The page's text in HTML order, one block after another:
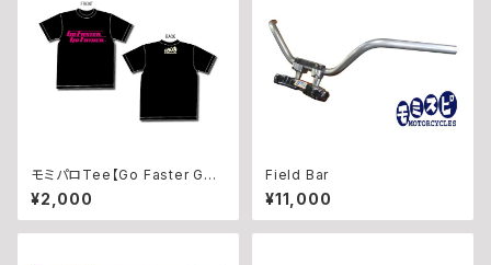
モミパロTee【Go Faster Go
Father】Hot Pink
¥2,000
Field Bar
¥11,000